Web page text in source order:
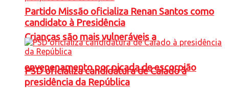
Crianças são mais vulneráveis a
envenenamento por picada de escorpião
Partido Missão oficializa Renan Santos como
candidato à Presidência
PSD oficializa candidatura de Caiado à
presidência da República